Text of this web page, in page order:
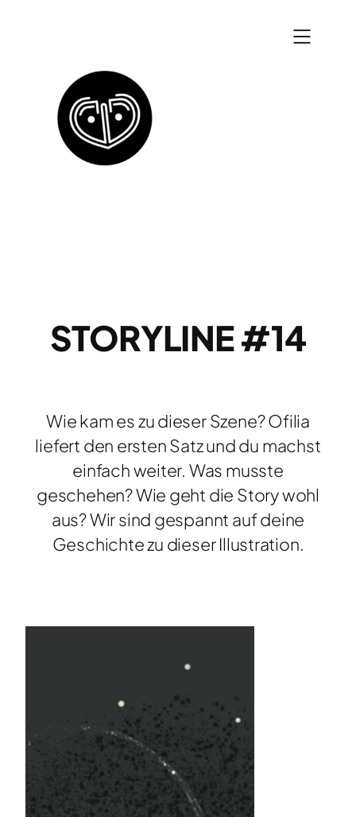
STORYLINE #14
Wie kam es zu dieser Szene? Ofilia
liefert den ersten Satz und du machst
einfach weiter. Was musste
geschehen? Wie geht die Story wohl
aus? Wir sind gespannt auf deine
Geschichte zu dieser Illustration.